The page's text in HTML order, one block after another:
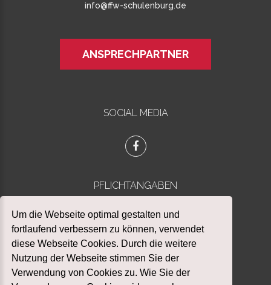
Um die Webseite optimal gestalten und
fortlaufend verbessern zu können, verwendet
diese Webseite Cookies. Durch die weitere
Nutzung der Webseite stimmen Sie der
Verwendung von Cookies zu. Wie Sie der
info@ffw-schulenburg.de
ANSPRECHPARTNER
SOCIAL MEDIA
PFLICHTANGABEN
Datenschutz
Impressum